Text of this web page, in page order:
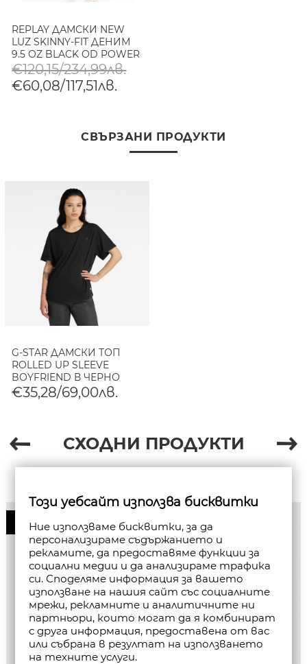
REPLAY ДАМСКИ NEW
LUZ SKINNY-FIT ДЕНИМ
9.5 OZ BLACK OD POWER
STRETCH DENIM В ЧЕРНО
€120,15/234,99лв.
€60,08/117,51лв.
СВЪРЗАНИ ПРОДУКТИ
G-STAR ДАМСКИ ТОП
ROLLED UP SLEEVE
BOYFRIEND В ЧЕРНО
€35,28/69,00лв.
СХОДНИ ПРОДУКТИ
50%
Този уебсайт използва бисквитки
Ние използваме бисквитки, за да
персонализираме съдържанието и
рекламите, да предоставяме функции за
социални медии и да анализираме трафика
си. Споделяме информация за вашето
използване на нашия сайт със социалните
мрежи, рекламните и аналитичните ни
партньори, които могат да я комбинират
с друга информация, предоставена от вас
или събрана в резултат на използването
на техните услуги.